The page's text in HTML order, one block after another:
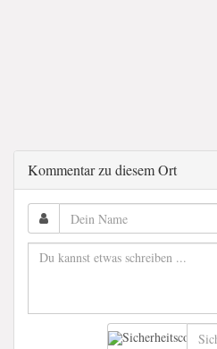
Kommentar zu diesem Ort